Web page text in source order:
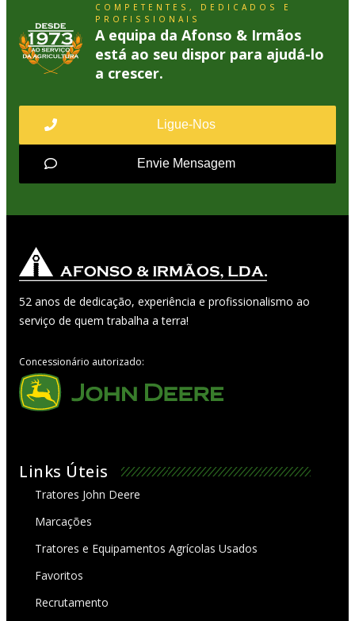
COMPETENTES, DEDICADOS E
PROFISSIONAIS
A equipa da Afonso & Irmãos
está ao seu dispor para ajudá-lo
a crescer.
Ligue-Nos
Envie Mensagem
52 anos de dedicação, experiência e profissionalismo ao
serviço de quem trabalha a terra!
Concessionário autorizado:
Links Úteis
Tratores John Deere
Marcações
Tratores e Equipamentos Agrícolas Usados
Favoritos
Recrutamento